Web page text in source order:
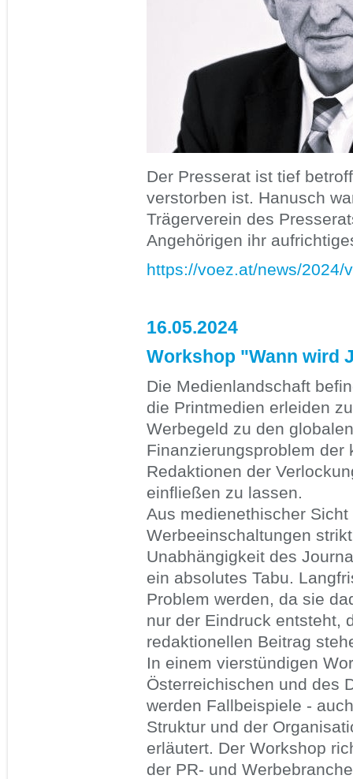
Der Presserat ist tief
verstorben ist. Hanusch
Trägerverein des
Angehörigen ihr
https://voez.at/news/2024/
16.05.2024
Workshop "Wann wird
Die Medienlandschaft
die Printmedien erleiden
Werbegeld zu den
Finanzierungsproblem
Redaktionen der
einfließen zu lassen.
Aus medienethischer
Werbeeinschaltungen
Unabhängigkeit des
ein absolutes Tabu.
Problem werden, da sie
nur der Eindruck entsteht,
redaktionellen Beitrag
In einem vierstündigen
Österreichischen und des
werden Fallbeispiele -
Struktur und der
erläutert. Der Workshop
der PR- und